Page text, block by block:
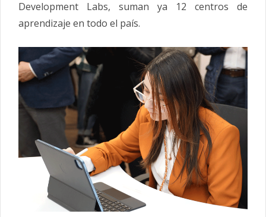
Development Labs, suman ya 12 centros de
aprendizaje en todo el país.